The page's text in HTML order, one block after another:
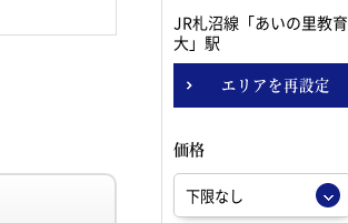
JR札沼線「あいの里教育
大」駅
エリアを再設定
価格